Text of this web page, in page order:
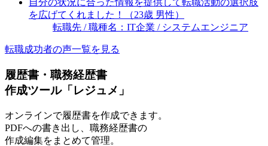
自分の状況に合った情報を提供して転職活動の選択肢
を広げてくれました！（23歳 男性）
転職先 / 職種名：IT企業 / システムエンジニア
転職成功者の声一覧を見る
履歴書・職務経歴書
作成ツール「レジュメ」
オンラインで履歴書を作成できます。
PDFへの書き出し、職務経歴書の
作成編集をまとめて管理。